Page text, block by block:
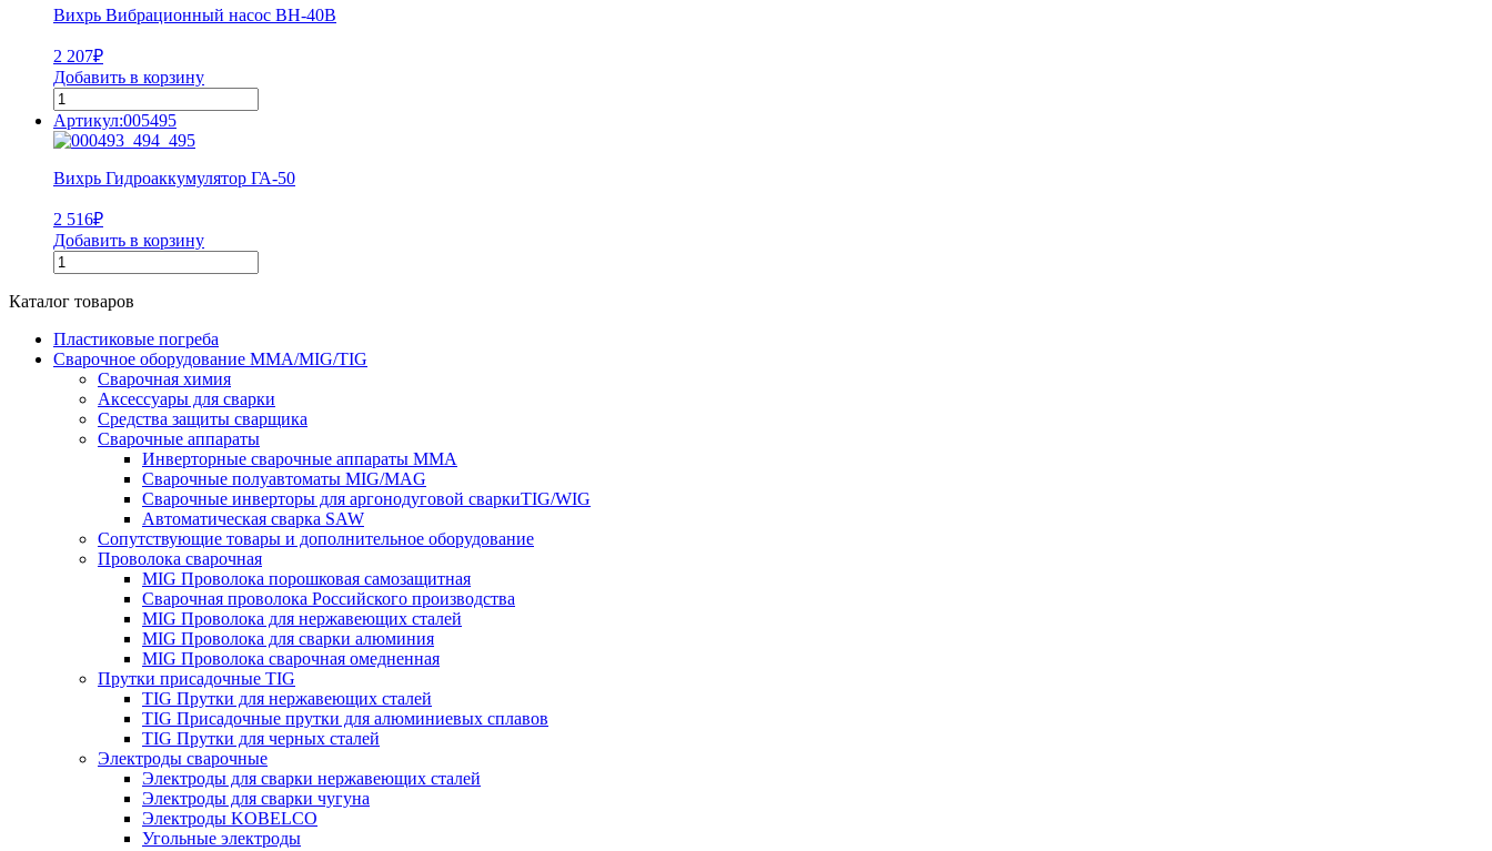
Вихрь Вибрационный насос ВН-40В
2 207₽
Добавить в корзину
Артикул:005495
Вихрь Гидроаккумулятор ГА-50
2 516₽
Добавить в корзину
Каталог товаров
Пластиковые погреба
Сварочное оборудование MMA/MIG/TIG
Сварочная химия
Аксессуары для сварки
Средства защиты сварщика
Сварочные аппараты
Инверторные сварочные аппараты MMA
Сварочные полуавтоматы MIG/MAG
Сварочные инверторы для аргонодуговой сваркиTIG/WIG
Автоматическая сварка SAW
Сопутствующие товары и дополнительное оборудование
Проволока сварочная
MIG Проволока порошковая самозащитная
Сварочная проволока Российского производства
MIG Проволока для нержавеющих сталей
MIG Проволока для сварки алюминия
MIG Проволока сварочная омедненная
Прутки присадочные TIG
TIG Прутки для нержавеющих сталей
TIG Присадочные прутки для алюминиевых сплавов
TIG Прутки для черных сталей
Электроды сварочные
Электроды для сварки нержавеющих сталей
Электроды для сварки чугуна
Электроды KOBELCO
Угольные электроды